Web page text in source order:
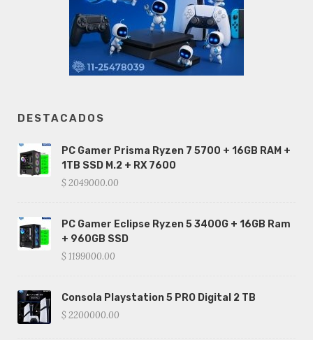
DESTACADOS
PC Gamer Prisma Ryzen 7 5700 + 16GB RAM +
1TB SSD M.2 + RX 7600
$ 2049000.00
PC Gamer Eclipse Ryzen 5 3400G + 16GB Ram
+ 960GB SSD
$ 1199000.00
Consola Playstation 5 PRO Digital 2 TB
$ 2200000.00